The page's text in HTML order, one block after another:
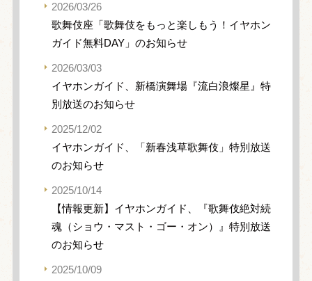
2026/03/26
歌舞伎座「歌舞伎をもっと楽しもう！イヤホン
ガイド無料DAY」のお知らせ
2026/03/03
イヤホンガイド、新橋演舞場『流白浪燦星』特
別放送のお知らせ
2025/12/02
イヤホンガイド、「新春浅草歌舞伎」特別放送
のお知らせ
2025/10/14
【情報更新】イヤホンガイド、『歌舞伎絶対続
魂（ショウ・マスト・ゴー・オン）』特別放送
のお知らせ
2025/10/09